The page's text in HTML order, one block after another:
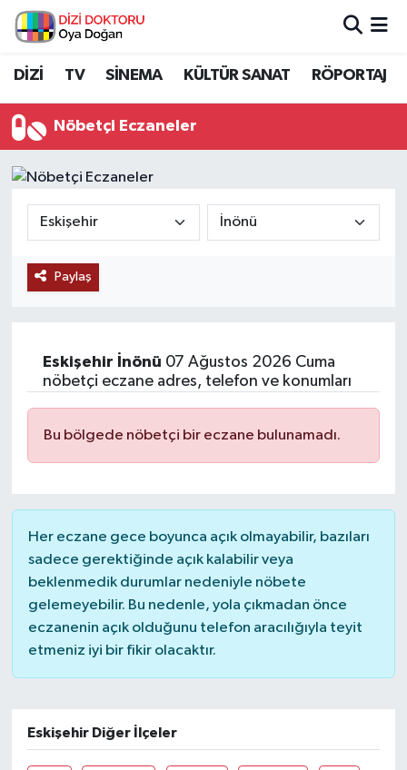
DİZİ TV SİNEMA KÜLTÜR SANAT RÖPORTAJ
Nöbetçi Eczaneler
Paylaş
Eskişehir İnönü 07 Ağustos 2026 Cuma
nöbetçi eczane adres, telefon ve konumları
Bu bölgede nöbetçi bir eczane bulunamadı.
Her eczane gece boyunca açık olmayabilir, bazıları
sadece gerektiğinde açık kalabilir veya
beklenmedik durumlar nedeniyle nöbete
gelemeyebilir. Bu nedenle, yola çıkmadan önce
eczanenin açık olduğunu telefon aracılığıyla teyit
etmeniz iyi bir fikir olacaktır.
Eskişehir Diğer İlçeler
İstanbul Nöbetçi Eczaneler
İstanbul Trafik Yoğunluk Haritası
Haber Arşivi